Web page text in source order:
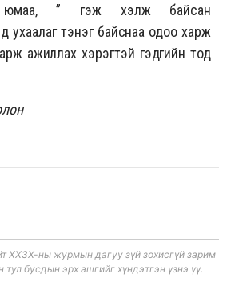
юмаа, ” гэж хэлж байсан
ухаалаг тэнэг байснаа одоо харж
ажиллах хэрэгтэй гэдгийн тод
ХХЗХ-ны журмын дагуу зүй зохисгүй зарим
тул бусдын эрх ашгийг хүндэтгэн үзнэ үү.